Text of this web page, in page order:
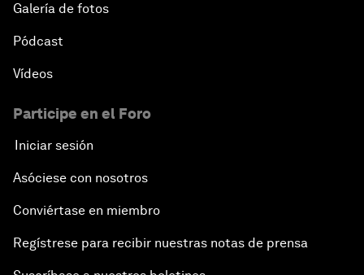
Galería de fotos
Pódcast
Vídeos
Participe en el Foro
Iniciar sesión
Asóciese con nosotros
Conviértase en miembro
Regístrese para recibir nuestras notas de prensa